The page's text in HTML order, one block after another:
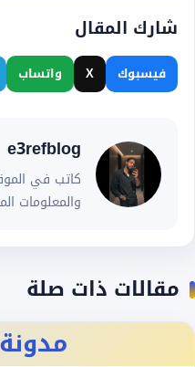
شارك المقال
فيسبوك X واتساب
e3refblog
كاتب في
والمعلومات
مقالات ذات صلة